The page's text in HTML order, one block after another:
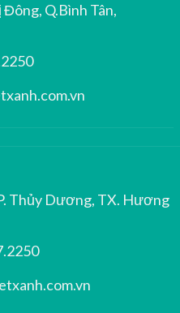
Q.Bình Tân,
Thủy Dương, TX. Hương